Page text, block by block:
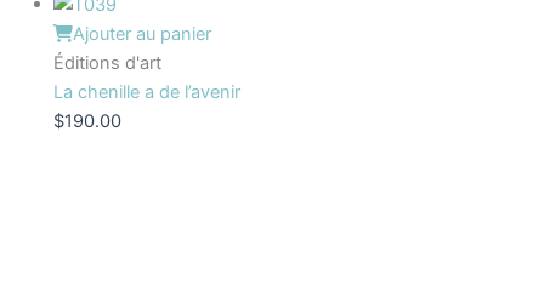
Ajouter au panier
Éditions d'art
La chenille a de l’avenir
$190.00